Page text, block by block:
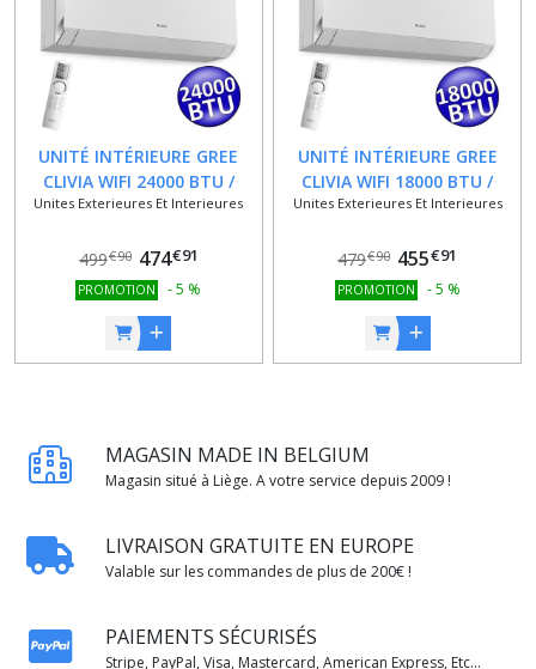
UNITÉ INTÉRIEURE GREE
CLIVIA WIFI 24000 BTU /
BLANC
Unites Exterieures Et Interieures
499€90 474€91
PROMOTION -5 %
UNITÉ INTÉRIEURE GREE
CLIVIA WIFI 18000 BTU /
BLANC
Unites Exterieures Et Interieures
479€90 455€91
PROMOTION - 5 %
MAGASIN MADE IN BELGIUM
Magasin situé à Liège. A votre service depuis 2009 !
LIVRAISON GRATUITE EN EUROPE
Valable sur les commandes de plus de 200€ !
PAIEMENTS SÉCURISÉS
Stripe, PayPal, Visa, Mastercard, American Express, Etc...